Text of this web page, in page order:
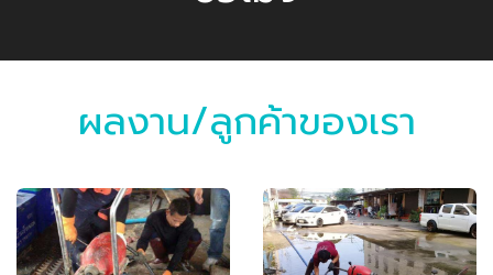
ผลงาน/ลูกค้าของเรา